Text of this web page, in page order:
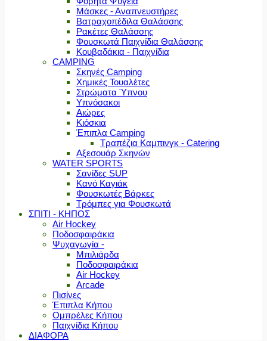
Μάσκες - Αναπνευστήρες
Βατραχοπέδιλα Θαλάσσης
Ρακέτες Θαλάσσης
Φουσκωτά Παιχνίδια Θαλάσσης
Κουβαδάκια - Παιχνίδια
CAMPING
Σκηνές Camping
Χημικές Τουαλέτες
Στρώματα Ύπνου
Υπνόσακοι
Αιώρες
Κιόσκια
Έπιπλα Camping
Τραπέζια Καμπινγκ - Catering
Αξεσουάρ Σκηνών
WATER SPORTS
Σανίδες SUP
Κανό Καγιάκ
Φουσκωτές Βάρκες
Τρόμπες για Φουσκωτά
ΣΠΙΤΙ - ΚΗΠΟΣ
Air Hockey
Ποδοσφαιράκια
Ψυχαγωγία -
Μπιλιάρδα
Ποδοσφαιράκια
Air Hockey
Arcade
Πισίνες
Έπιπλα Κήπου
Ομπρέλες Κήπου
Παιχνίδια Κήπου
ΔΙΑΦΟΡΑ